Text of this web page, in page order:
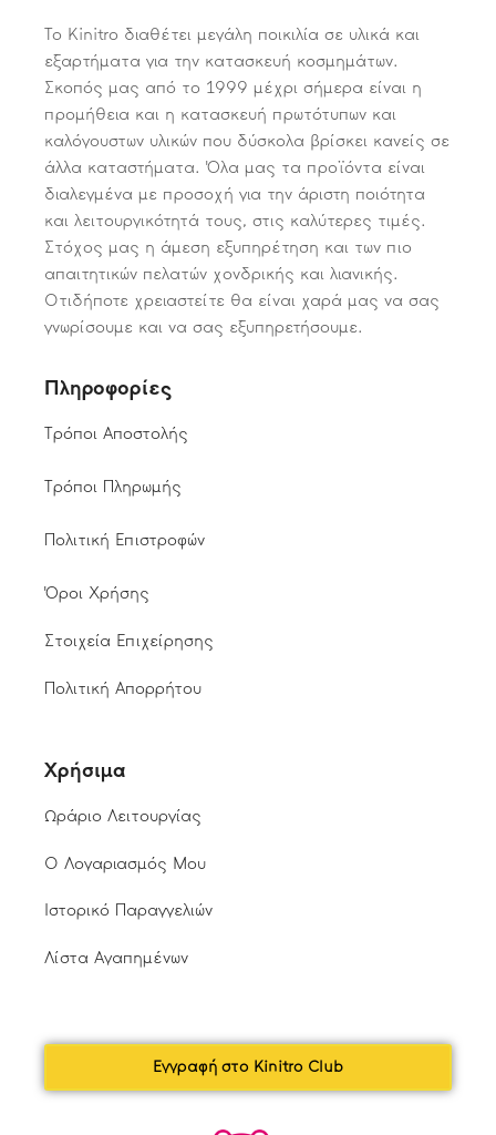
Το Kinitro διαθέτει μεγάλη ποικιλία σε υλικά και
εξαρτήματα για την κατασκευή κοσμημάτων.
Σκοπός μας από το 1999 μέχρι σήμερα είναι η
προμήθεια και η κατασκευή πρωτότυπων και
καλόγουστων υλικών που δύσκολα βρίσκει κανείς σε
άλλα καταστήματα. Όλα μας τα προϊόντα είναι
διαλεγμένα με προσοχή για την άριστη ποιότητα
και λειτουργικότητά τους, στις καλύτερες τιμές.
Στόχος μας η άμεση εξυπηρέτηση και των πιο
απαιτητικών πελατών χονδρικής και λιανικής.
Οτιδήποτε χρειαστείτε θα είναι χαρά μας να σας
γνωρίσουμε και να σας εξυπηρετήσουμε.
Πληροφορίες
Τρόποι Αποστολής
Τρόποι Πληρωμής
Πολιτική Επιστροφών
Όροι Χρήσης
Στοιχεία Επιχείρησης
Πολιτική Απορρήτου
Χρήσιμα
Ωράριο Λειτουργίας
Ο Λογαριασμός Μου
Ιστορικό Παραγγελιών
Λίστα Αγαπημένων
Εγγραφή στο Kinitro Club